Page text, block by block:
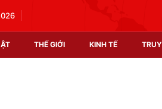
THẾ GIỚI KINH TẾ